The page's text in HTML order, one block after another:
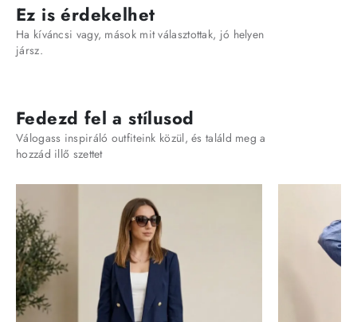
Ez is érdekelhet
Ha kíváncsi vagy, mások mit választottak, jó helyen
jársz.
Fedezd fel a stílusod
Válogass inspiráló outfiteink közül, és találd meg a
hozzád illő szettet